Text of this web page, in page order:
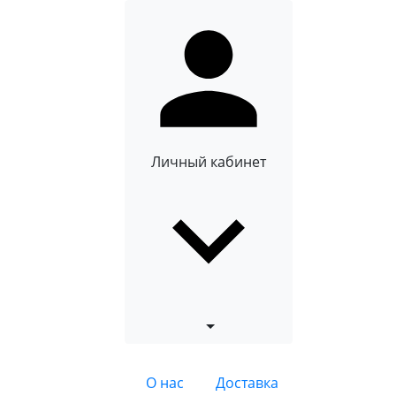
Личный кабинет
О нас
Доставка